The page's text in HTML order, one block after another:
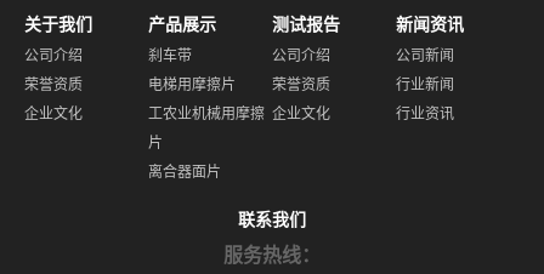
关于我们
公司介绍
荣誉资质
企业文化
产品展示
刹车带
电梯用摩擦片
工农业机械用摩擦
片
离合器面片
测试报告
公司介绍
荣誉资质
企业文化
新闻资讯
公司新闻
行业新闻
行业资讯
联系我们
服务热线：